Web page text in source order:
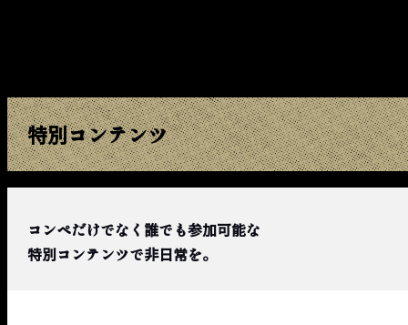
特別コンテンツ
コンペだけでなく誰でも参加可能な
特別コンテンツで非日常を。